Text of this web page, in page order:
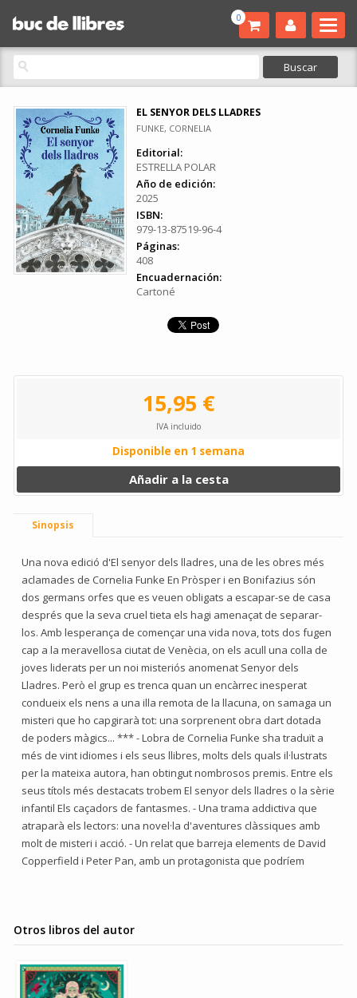
0
EL SENYOR DELS LLADRES
FUNKE, CORNELIA
Editorial:
ESTRELLA POLAR
Año de edición:
2025
ISBN:
979-13-87519-96-4
Páginas:
408
Encuadernación:
Cartoné
15,95 €
IVA incluido
Disponible en 1 semana
Añadir a la cesta
Sinopsis
Una nova edició d'El senyor dels lladres, una de les obres més
aclamades de Cornelia Funke En Pròsper i en Bonifazius són
dos germans orfes que es veuen obligats a escapar-se de casa
després que la seva cruel tieta els hagi amenaçat de separar-
los. Amb lesperança de començar una vida nova, tots dos fugen
cap a la meravellosa ciutat de Venècia, on els acull una colla de
joves liderats per un noi misteriós anomenat Senyor dels
Lladres. Però el grup es trenca quan un encàrrec inesperat
condueix els nens a una illa remota de la llacuna, on samaga un
misteri que ho capgirarà tot: una sorprenent obra dart dotada
de poders màgics... *** - Lobra de Cornelia Funke sha traduït a
més de vint idiomes i els seus llibres, molts dels quals il·lustrats
per la mateixa autora, han obtingut nombrosos premis. Entre els
seus títols més destacats trobem El senyor dels lladres o la sèrie
infantil Els caçadors de fantasmes. - Una trama addictiva que
atraparà els lectors: una novel·la d'aventures clàssiques amb
molt de misteri i acció. - Un relat que barreja elements de David
Copperfield i Peter Pan, amb un protagonista que podríem
Otros libros del autor